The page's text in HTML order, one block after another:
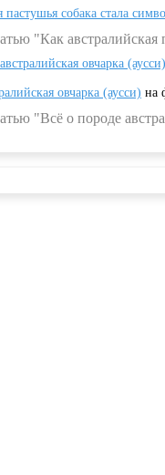
пастушья собака стала
"Как
овчарка (аусси)
овчарка (аусси) на
"Всё о породе